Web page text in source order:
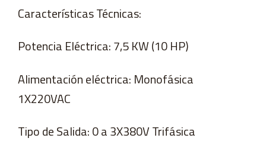
Características Técnicas:
Potencia Eléctrica: 7,5 KW (10 HP)
Alimentación eléctrica: Monofásica
1X220VAC
Tipo de Salida: 0 a 3X380V Trifásica